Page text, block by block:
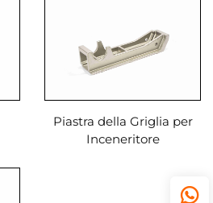
Piastra della Griglia per
Inceneritore